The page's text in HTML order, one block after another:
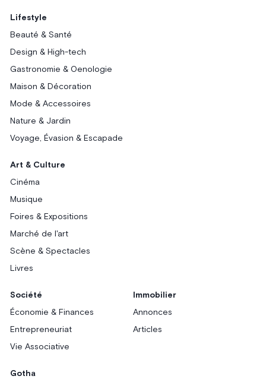
Lifestyle
Beauté & Santé
Design & High-tech
Gastronomie & Oenologie
Maison & Décoration
Mode & Accessoires
Nature & Jardin
Voyage, Évasion & Escapade
Art & Culture
Cinéma
Musique
Foires & Expositions
Marché de l'art
Scène & Spectacles
Livres
Société
Économie & Finances
Entrepreneuriat
Vie Associative
Immobilier
Annonces
Articles
Gotha